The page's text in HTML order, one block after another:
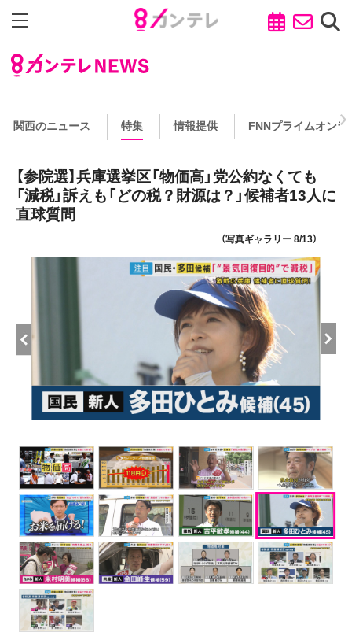
関西のニュース 特集 情報提供 FNNプライムオンラ
【参院選】兵庫選挙区「物価高」党公約なくても
「減税」訴えも「どの税？財源は？」候補者13人に
直球質問
（写真ギャラリー 8/13）